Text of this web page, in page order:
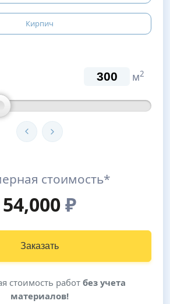
Кирпич
м2
стоимость*
54,000₽
Заказать
стоимость работ без учета
материалов!